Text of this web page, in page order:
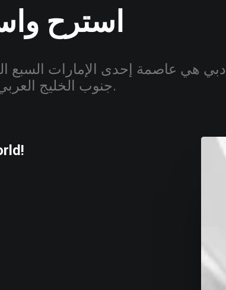
استرح
دبي هي عاصمة إحدى الإمارات السبع
جنوب الخليج العربي في شبه الجزيرة العربية.